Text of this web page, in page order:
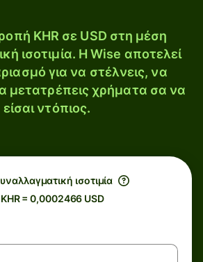
KHR σε USD στη μέση
ισοτιμία. Η Wise αποτελεί
για να στέλνεις, να
μετατρέπεις χρήματα σα να
είσαι ντόπιος.
ισοτιμία
KHR = 0,0002466 USD